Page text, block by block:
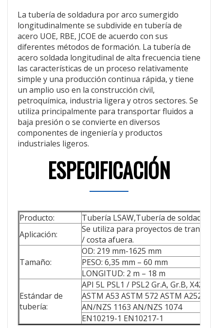
La tubería de soldadura por arco sumergido
longitudinalmente se subdivide en tubería de
acero UOE, RBE, JCOE de acuerdo con sus
diferentes métodos de formación. La tubería de
acero soldada longitudinal de alta frecuencia tiene
las características de un proceso relativamente
simple y una producción continua rápida, y tiene
un amplio uso en la construcción civil,
petroquímica, industria ligera y otros sectores. Se
utiliza principalmente para transportar fluidos a
baja presión o se convierte en diversos
componentes de ingeniería y productos
industriales ligeros.
ESPECIFICACIÓN
Producto:
Tubería LSAW,Tubería de
Aplicación:
Se utiliza para proyectos de
/ costa afuera.
Tamaño:
OD: 219 mm-1625 mm
PESO: 6,35 mm – 60 mm
LONGITUD: 2 m – 18 m
Estándar de
tubería:
API 5L PSL1 / PSL2 Gr.A, Gr.B, X42,
ASTM A53 ASTM 572 ASTM A252
AN/NZS 1163 AN/NZS 1074
EN10219-1 EN10217-1